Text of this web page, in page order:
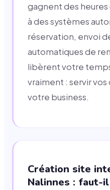
gagnent des
à des systèmes
réservation, envoi
automatiques de
libèrent votre
vraiment : servir
votre business.
Création site
Nalinnes : faut-